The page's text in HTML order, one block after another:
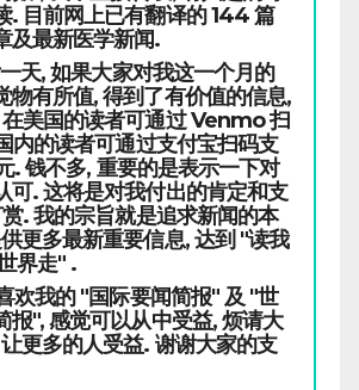
. 目前网上已有翻译的 144 篇
及最新医学新闻.
天, 如果大家对我这一个月的
物有所值, 得到了有价值的信息,
美国的读者可通过 Venmo 扫
内的读者可通过支付宝扫码支
. 钱不多, 重要的是表示一下对
可. 这将是对我付出的肯定和支
. 我的宗旨就是追求新闻的本
更多最新重要信息, 达到 "读我
界走" .
欢我的 "国际要闻简报" 及 "世
报", 感觉可以从中受益, 烦请大
更多的人受益. 谢谢大家的支